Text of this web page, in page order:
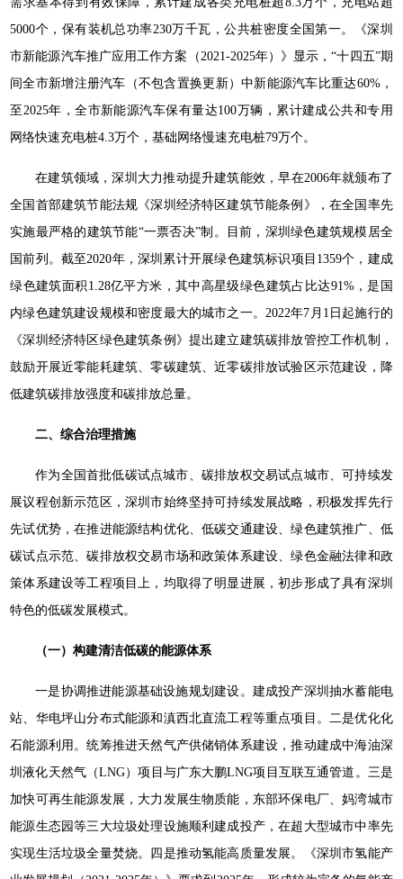
5000个，保有装机总功率230万千瓦，公共桩密度全国第一。《深圳
市新能源汽车推广应用工作方案（2021-2025年）》显示，“十四五”期
间全市新增注册汽车（不包含置换更新）中新能源汽车比重达60%，
至2025年，全市新能源汽车保有量达100万辆，累计建成公共和专用
网络快速充电桩4.3万个，基础网络慢速充电桩79万个。
在建筑领域，深圳大力推动提升建筑能效，早在2006年就颁布了
全国首部建筑节能法规《深圳经济特区建筑节能条例》，在全国率先
实施最严格的建筑节能“一票否决”制。目前，深圳绿色建筑规模居全
国前列。截至2020年，深圳累计开展绿色建筑标识项目1359个，建成
绿色建筑面积1.28亿平方米，其中高星级绿色建筑占比达91%，是国
内绿色建筑建设规模和密度最大的城市之一。2022年7月1日起施行的
《深圳经济特区绿色建筑条例》提出建立建筑碳排放管控工作机制，
鼓励开展近零能耗建筑、零碳建筑、近零碳排放试验区示范建设，降
低建筑碳排放强度和碳排放总量。
二、综合治理措施
作为全国首批低碳试点城市、碳排放权交易试点城市、可持续发
展议程创新示范区，深圳市始终坚持可持续发展战略，积极发挥先行
先试优势，在推进能源结构优化、低碳交通建设、绿色建筑推广、低
碳试点示范、碳排放权交易市场和政策体系建设、绿色金融法律和政
策体系建设等工程项目上，均取得了明显进展，初步形成了具有深圳
特色的低碳发展模式。
（一）构建清洁低碳的能源体系
一是协调推进能源基础设施规划建设。建成投产深圳抽水蓄能电
站、华电坪山分布式能源和滇西北直流工程等重点项目。二是优化化
石能源利用。统筹推进天然气产供储销体系建设，推动建成中海油深
圳液化天然气（LNG）项目与广东大鹏LNG项目互联互通管道。三是
加快可再生能源发展，大力发展生物质能，东部环保电厂、妈湾城市
能源生态园等三大垃圾处理设施顺利建成投产，在超大型城市中率先
实现生活垃圾全量焚烧。四是推动氢能高质量发展。《深圳市氢能产